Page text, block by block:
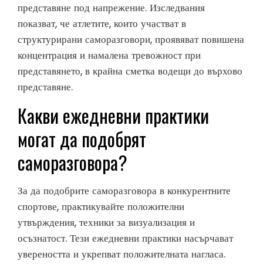
представяне под напрежение. Изследвания
показват, че атлетите, които участват в
структурирани саморазговори, проявяват повишена
концентрация и намалена тревожност при
представянето, в крайна сметка водещи до върхово
представяне.
Какви ежедневни практики
могат да подобрят
саморазговора?
За да подобрите саморазговора в конкурентните
спортове, практикувайте положителни
утвърждения, техники за визуализация и
осъзнатост. Тези ежедневни практики насърчават
увереността и укрепват положителната нагласа.